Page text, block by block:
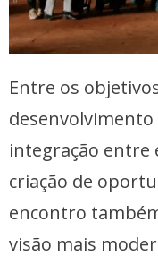
Entre os
desenvolvimento
integração entre
criação de
encontro
visão mais